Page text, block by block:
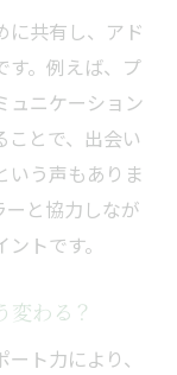
に共有し、アド
す。例えば、プ
ュニケーション
とで、出会い
いう声もありま
ーと協力しなが
トです。
変わる？
ト力により、